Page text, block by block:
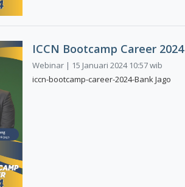
ICCN Bootcamp Career 2024
Webinar | 15 Januari 2024 10:57 wib
iccn-bootcamp-career-2024-Bank Jago